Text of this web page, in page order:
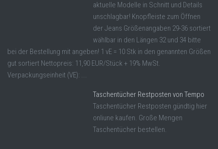
aktuelle Modelle in Schnitt und Details
unschlagbar! Knopfleiste zum Öffnen
der Jeans Größenangaben 29-36 sortiert
wählbar in den Längen 32 und 34 bitte
bei der Bestellung mit angeben! 1 vE = 10 Stk in den genannten Größen
gut sortiert Nettopreis: 11,90 EUR/Stück + 19% MwSt.
Verpackungseinheit (VE): ...
Taschentücher Restposten von Tempo
Taschentücher Restposten gündtig hier
onliune kaufen. Große Mengen
Taschentücher bestellen.